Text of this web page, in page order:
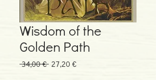
Wisdom of the
Golden Path
34,00 € Preço
27,20 €Preço